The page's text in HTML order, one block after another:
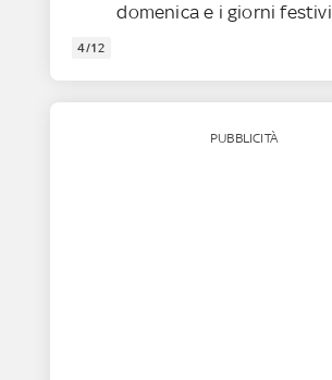
domenica e i giorni festivi
4/12
PUBBLICITÀ